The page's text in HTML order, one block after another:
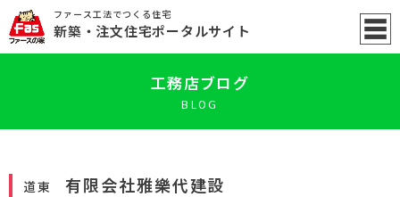
ファース工法でつくる住宅
新築 ・注文住宅ポータルサイト
工務店ブログ
BLOG
道東 有限会社雅樂代建設